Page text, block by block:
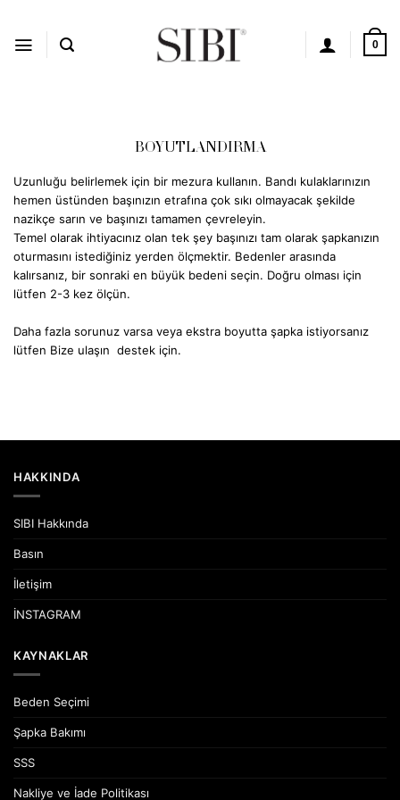
0
BOYUTLANDIRMA
Uzunluğu belirlemek için bir mezura kullanın. Bandı kulaklarınızın
hemen üstünden başınızın etrafına çok sıkı olmayacak şekilde
nazikçe sarın ve başınızı tamamen çevreleyin.
Temel olarak ihtiyacınız olan tek şey başınızı tam olarak şapkanızın
oturmasını istediğiniz yerden ölçmektir. Bedenler arasında
kalırsanız, bir sonraki en büyük bedeni seçin. Doğru olması için
lütfen 2-3 kez ölçün.
Daha fazla sorunuz varsa veya ekstra boyutta şapka istiyorsanız
lütfen Bize ulaşın destek için.
HAKKINDA
SIBI Hakkında
Basın
İletişim
İNSTAGRAM
KAYNAKLAR
Beden Seçimi
Şapka Bakımı
SSS
Nakliye ve İade Politikası